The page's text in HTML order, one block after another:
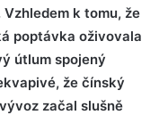
k tomu, že
poptávka oživovala
útlum spojený
že čínský
začal slušně